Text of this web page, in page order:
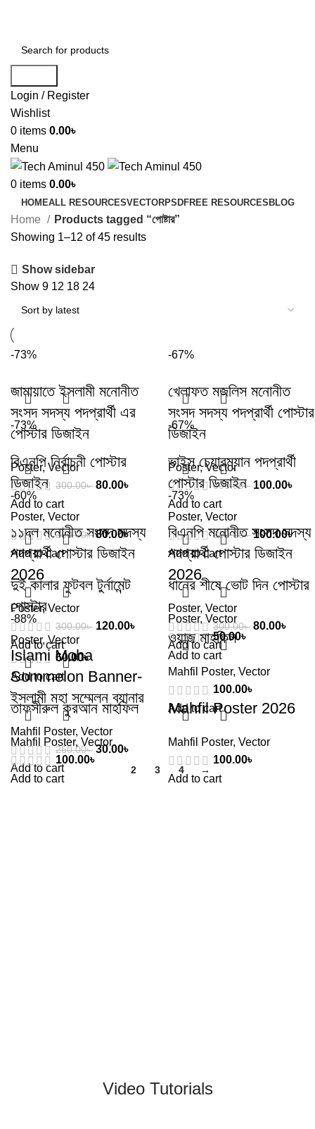
Login / Register
Wishlist
0 items 0.00৳
Menu
0 items 0.00৳
HOMEALL RESOURCESVECTORPSDFREE RESOURCES BLOG
Home
Products tagged “পোষ্টার”
Showing 1–12 of 45 results
Show sidebar
Show 9 12 18 24
-73%
জামায়াতে ইসলামী মনোনীত
সংসদ সদস্য পদপ্রার্থী এর
পোস্টার ডিজাইন
Poster,Vector
300.00৳ 80.00৳
Add to cart
-67%
খেলাফত মজলিস মনোনীত
সংসদ সদস্য পদপ্রার্থী পোস্টার
ডিজাইন
Poster,Vector
300.00৳ 100.00৳
Add to cart
-73%
বিএনপি নির্বাচনী পোস্টার
ডিজাইন
Poster, Vector
300.00৳ 80.00৳
Add to cart
-67%
ভাইস চেয়ারম্যান পদপ্রার্থী
পোস্টার ডিজাইন
Poster, Vector
300.00৳ 100.00৳
Add to cart
-60%
১১দল মনোনীত সংসদ সদস্য
পদপ্রার্থী পোস্টার ডিজাইন
2026
Poster,Vector
300.00৳ 120.00৳
Add to cart
-73%
বিএনপি মনোনীত সংসদ সদস্য
পদপ্রার্থী পোস্টার ডিজাইন
2026
Poster, Vector
300.00৳ 80.00৳
Add to cart
দুই কালার ফুটবল টুর্নামেন্ট
পোস্টার
Poster,Vector
60.00৳
Add to cart
ধানের শীষে ভোট দিন পোস্টার
Poster, Vector
50.00৳
Add to cart
-88%
Islami Moha
Sommelon Banner-
ইসলামী মহা সম্মেলন ব্যানার
Mahfil Poster, Vector
250.00৳ 30.00৳
Add to cart
ওয়াজ মাহফিল
Mahfil Poster, Vector
100.00৳
Add to cart
তাফসীরুল কুরআন মাহফিল
Mahfil Poster, Vector
100.00৳
Add to cart
Mahfil Poster 2026
Mahfil Poster, Vector
100.00৳
Add to cart
2 3 4 →
Video Tutorials